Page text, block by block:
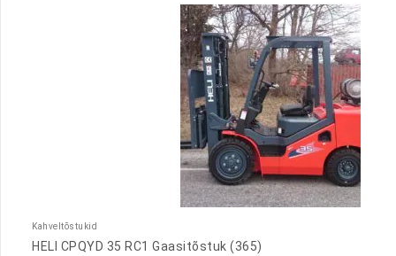
Kahveltõstukid
HELI CPQYD 35 RC1 Gaasitõstuk (365)